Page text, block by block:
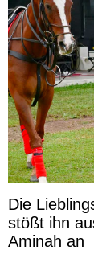
Die
stößt ihn
Aminah an